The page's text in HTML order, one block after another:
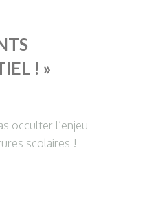
! »
occulter l’enjeu
scolaires !